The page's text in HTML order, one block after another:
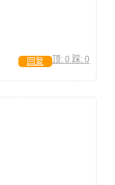
顶: 0 踩: 0
回复